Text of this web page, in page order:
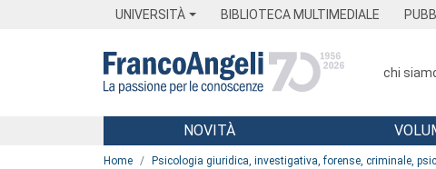
UNIVERSITÀ BIBLIOTECA MULTIMEDIALE
chi
Menu
NOVITÀ
Home Psicologia giuridica, investigativa, forense, criminale,